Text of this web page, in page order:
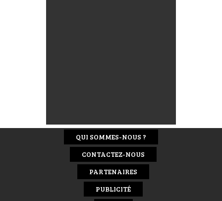
QUI SOMMES-NOUS ?
CONTACTEZ-NOUS
PARTENAIRES
PUBLICITÉ